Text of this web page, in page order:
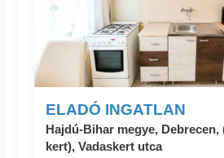
ELADÓ INGATLAN
Hajdú-Bihar megye,
kert), Vadaskert utca